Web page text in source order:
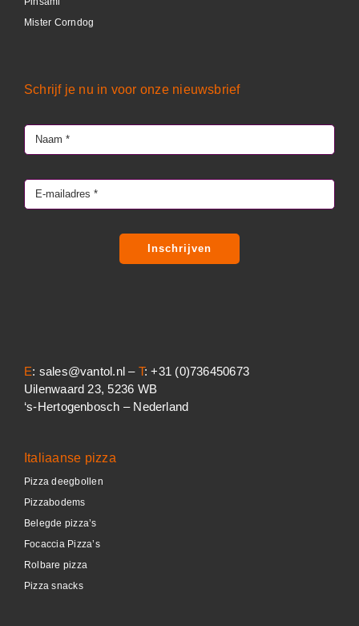
Mister Corndog
Italiaanse pizza
Pizza deegbollen
Pizzabodems
Belegde pizza’s
Focaccia Pizza’s
Rolbare pizza
Pizza snacks
Schrijf je nu in voor onze nieuwsbrief
Inschrijven
E: sales@vantol.nl – T: +31 (0)736450673
Uilenwaard 23, 5236 WB
‘s-Hertogenbosch – Nederland